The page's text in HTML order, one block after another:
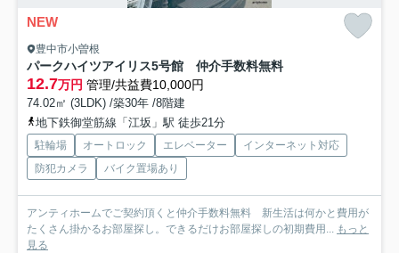
NEW
豊中市小曽根
パークハイツアイリス5号館 仲介手数料無料
12.7万円 管理/共益費10,000円
74.02㎡ (3LDK) /築30年 /8階建
地下鉄御堂筋線「江坂」駅 徒歩21分
駐輪場 オートロック エレベーター
インターネット対応
防犯カメラ
バイク置場あり
アンティホームでご契約頂くと仲介手数料無料 新生活は何かと費用が
たくさん掛かるお部屋探し。できるだけお部屋探しの初期費用...
もっと
見る